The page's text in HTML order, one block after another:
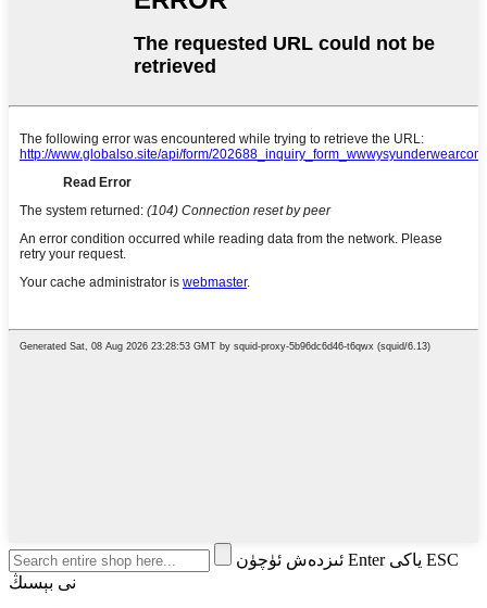
ئىزدەش ئۈچۈن Enter ياكى ESC
نى بېسىڭ